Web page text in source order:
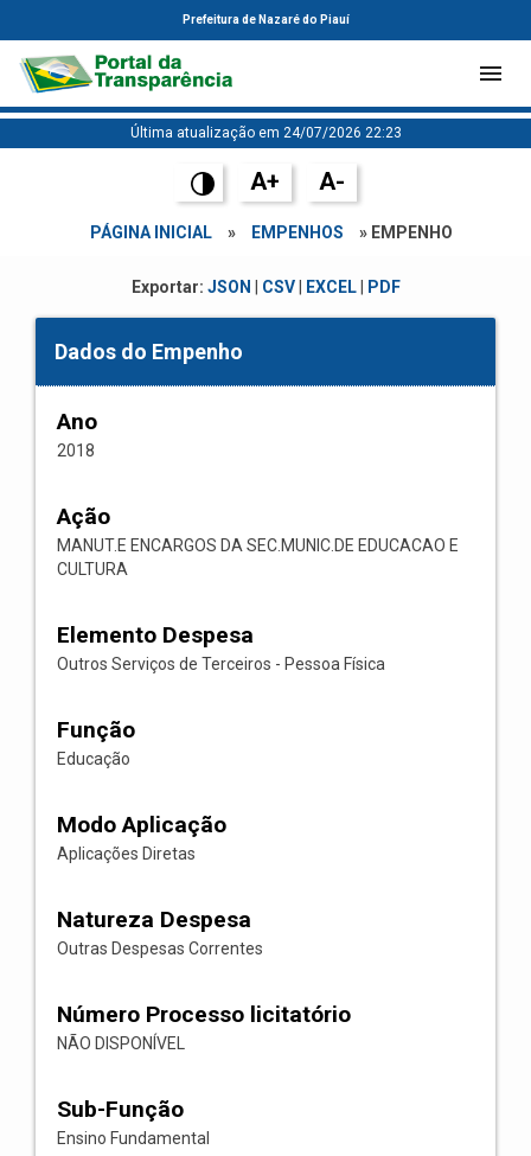
Prefeitura de Nazaré do Piauí
Última atualização em 24/07/2026 22:23
A+ A-
PÁGINA INICIAL » EMPENHOS » EMPENHO
Exportar: JSON CSV| EXCEL| PDF
Dados do Empenho
Ano
2018
Ação
MANUT.E ENCARGOS DA SEC.MUNIC.DE EDUCACAO E
CULTURA
Elemento Despesa
Outros Serviços de Terceiros - Pessoa Física
Função
Educação
Modo Aplicação
Aplicações Diretas
Natureza Despesa
Outras Despesas Correntes
Número Processo licitatório
NÃO DISPONÍVEL
Sub-Função
Ensino Fundamental